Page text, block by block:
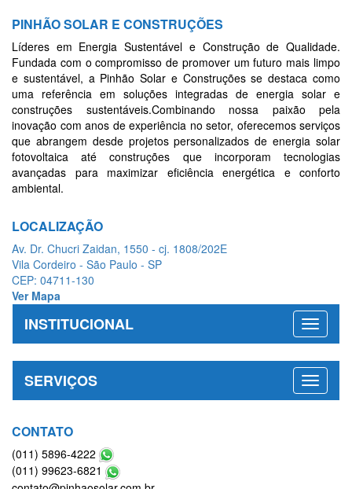
PINHÃO SOLAR E CONSTRUÇÕES
Líderes em Energia Sustentável e Construção de Qualidade.
Fundada com o compromisso de promover um futuro mais limpo
e sustentável, a Pinhão Solar e Construções se destaca como
uma referência em soluções integradas de energia solar e
construções sustentáveis.Combinando nossa paixão pela
inovação com anos de experiência no setor, oferecemos serviços
que abrangem desde projetos personalizados de energia solar
fotovoltaica até construções que incorporam tecnologias
avançadas para maximizar eficiência energética e conforto
ambiental.
LOCALIZAÇÃO
Av. Dr. Chucri Zaidan, 1550 - cj. 1808/202E
Vila Cordeiro - São Paulo - SP
CEP: 04711-130
Ver Mapa
INSTITUCIONAL
SERVIÇOS
CONTATO
(011) 5896-4222
(011) 99623-6821